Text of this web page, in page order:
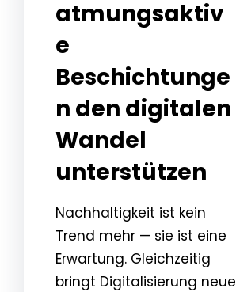
atmungsaktiv
e
Beschichtunge
n den digitalen
Wandel
unterstützen
Nachhaltigkeit ist kein
Trend mehr — sie ist eine
Erwartung. Gleichzeitig
bringt Digitalisierung neue